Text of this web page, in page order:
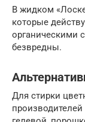
В жидком
которые
органическими
безвредны.
Для стирки